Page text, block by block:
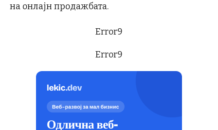
на онлајн продажбата.
Error9
Error9